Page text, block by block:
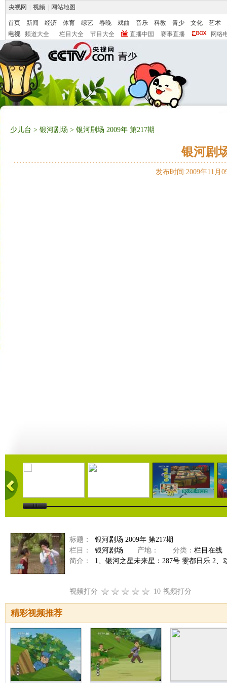
央视网 视频 网站地图
首页 新闻 经济 体育 综艺 春晚 戏曲 音乐 科教 青少 文化
艺术
电视
频道大全 栏目大全 节目大全 直播中国 赛事直播 网络
少儿台 > 银河剧场 > 银河剧场 2009年 第217期
银河剧
发布时间:2009年11月
06:17 04:37 06:26
标题：
银河剧场 2009年 第217期
栏目：
银河剧场 产地： 分类： 栏目在线
简介：
1、银河之星未来星：287号 雯都日乐 2
视频打分 10 视频打分
精彩视频推荐